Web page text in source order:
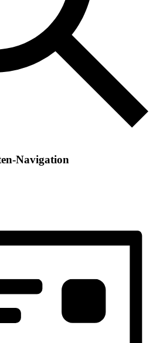
Navigation